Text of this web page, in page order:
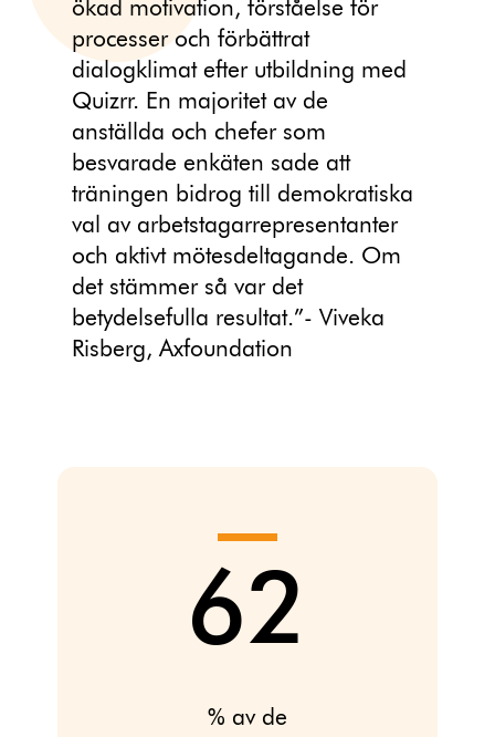
ökad motivation, förståelse för
processer och förbättrat
dialogklimat efter utbildning med
Quizrr. En majoritet av de
anställda och chefer som
besvarade enkäten sade att
träningen bidrog till demokratiska
val av arbetstagarrepresentanter
och aktivt mötesdeltagande. Om
det stämmer så var det
betydelsefulla resultat.”- Viveka
Risberg, Axfoundation
62
% av de